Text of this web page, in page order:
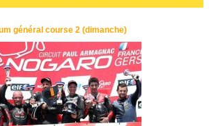
général course 2 (dimanche)